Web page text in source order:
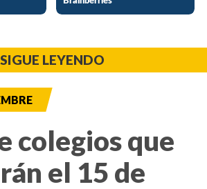
SIGUE LEYENDO
colegios que
el 15 de